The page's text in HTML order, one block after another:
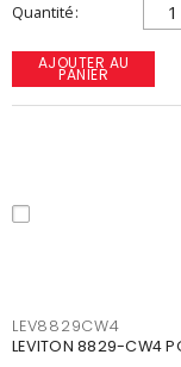
Quantité
AJOUTER AU
PANIER
LEV8829CW4
LEVITON 8829-CW4